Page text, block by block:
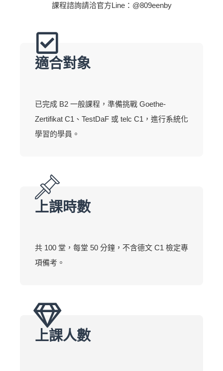
課程諮詢請洽官方Line：@809eenby
適合對象
已完成 B2 一般課程，準備挑戰 Goethe-
Zertifikat C1、TestDaF 或 telc C1，進行系統化
學習的學員。
上課時數
共 100 堂，每堂 50 分鐘，不含德文 C1 檢定專
項備考。
上課人數